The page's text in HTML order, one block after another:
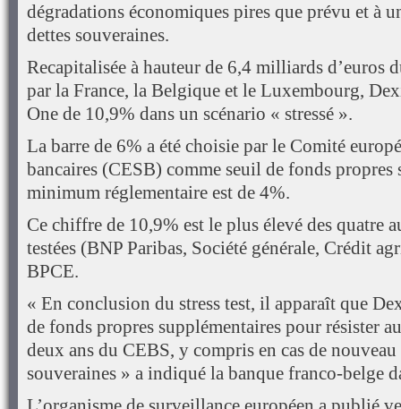
dégradations économiques pires que prévu et à
dettes souveraines.
Recapitalisée à hauteur de 6,4 milliards d’euros
par la France, la Belgique et le Luxembourg,
One de 10,9% dans un scénario « stressé ».
La barre de 6% a été choisie par le Comité
bancaires (CESB) comme seuil de fonds propres
minimum réglementaire est de 4%.
Ce chiffre de 10,9% est le plus élevé des quatre
testées (BNP Paribas, Société générale, Crédit
BPCE.
« En conclusion du stress test, il apparaît que
de fonds propres supplémentaires pour résister au
deux ans du CEBS, y compris en cas de
souveraines » a indiqué la banque franco-belge